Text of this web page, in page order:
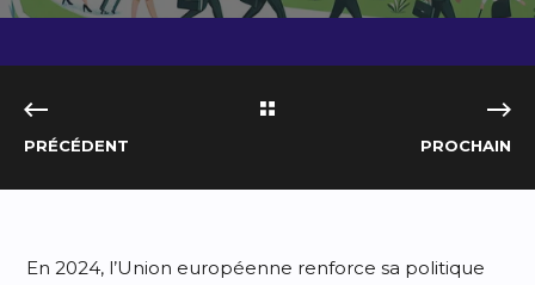
PRÉCÉDENT PROCHAIN
En 2024, l’Union européenne renforce sa politique